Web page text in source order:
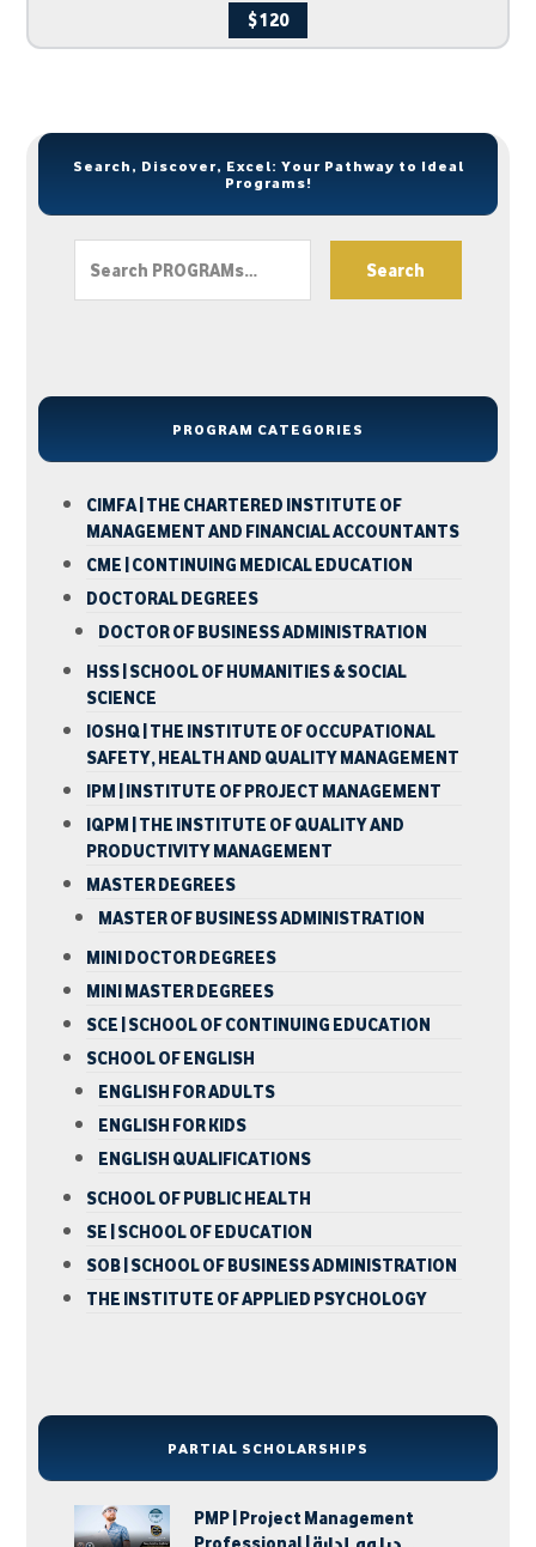
$120
Search, Discover, Excel: Your Pathway to Ideal
Programs!
Search
PROGRAM CATEGORIES
CIMFA | THE CHARTERED INSTITUTE OF
MANAGEMENT AND FINANCIAL ACCOUNTANTS
CME | CONTINUING MEDICAL EDUCATION
DOCTORAL DEGREES
DOCTOR OF BUSINESS ADMINISTRATION
HSS | SCHOOL OF HUMANITIES & SOCIAL
SCIENCE
IOSHQ | THE INSTITUTE OF OCCUPATIONAL
SAFETY, HEALTH AND QUALITY MANAGEMENT
IPM | INSTITUTE OF PROJECT MANAGEMENT
IQPM | THE INSTITUTE OF QUALITY AND
PRODUCTIVITY MANAGEMENT
MASTER DEGREES
MASTER OF BUSINESS ADMINISTRATION
MINI DOCTOR DEGREES
MINI MASTER DEGREES
SCE | SCHOOL OF CONTINUING EDUCATION
SCHOOL OF ENGLISH
ENGLISH FOR ADULTS
ENGLISH FOR KIDS
ENGLISH QUALIFICATIONS
SCHOOL OF PUBLIC HEALTH
SE | SCHOOL OF EDUCATION
SOB | SCHOOL OF BUSINESS ADMINISTRATION
THE INSTITUTE OF APPLIED PSYCHOLOGY
PARTIAL SCHOLARSHIPS
PMP | Project Management